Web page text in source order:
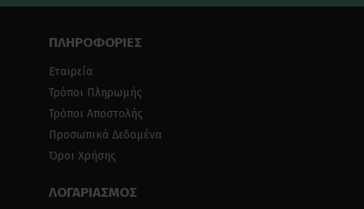
ΠΛΗΡΟΦΟΡΙΕΣ
Εταιρεία
Τρόποι Πληρωμής
Τρόποι Αποστολής
Προσωπικά Δεδομένα
Όροι Χρήσης
ΛΟΓΑΡΙΑΣΜΟΣ